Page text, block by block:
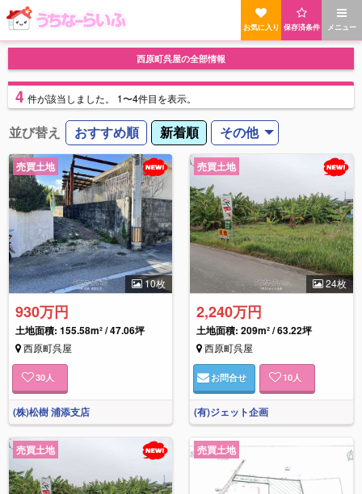
メニュー
保存済条件
お気に入り
西原町呉屋の全部情報
4 件が該当しました。 1〜4件目を表示。
並び替え おすすめ順 新着順 その他
10枚
売買土地
930万円
土地面積: 155.58m² / 47.06坪
西原町呉屋
30人
(株)松樹 浦添支店
24枚
売買土地
2,240万円
土地面積: 209m² / 63.22坪
西原町呉屋
お問合せ 10人
(有)ジェット企画
売買土地 売買土地